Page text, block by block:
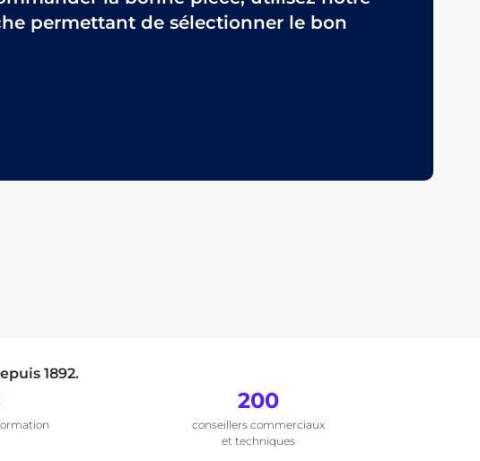
permettant de sélectionner le bon
1892.
200
conseillers commerciaux
et techniques